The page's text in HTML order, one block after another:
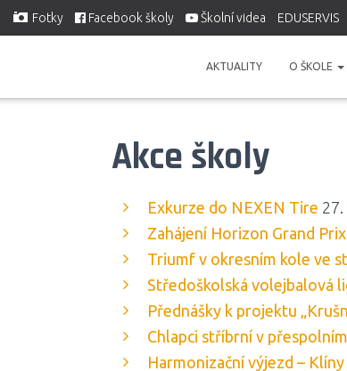
Fotky Facebook školy Školní videa EDUSERVIS
AKTUALITY O ŠKOLE
Akce školy
Exkurze do NEXEN Tire
Zahájení Horizon Grand
Triumf v okresním kole ve
Středoškolská volejbalová
Přednášky k projektu
Chlapci stříbrní v
Harmonizační výjezd –